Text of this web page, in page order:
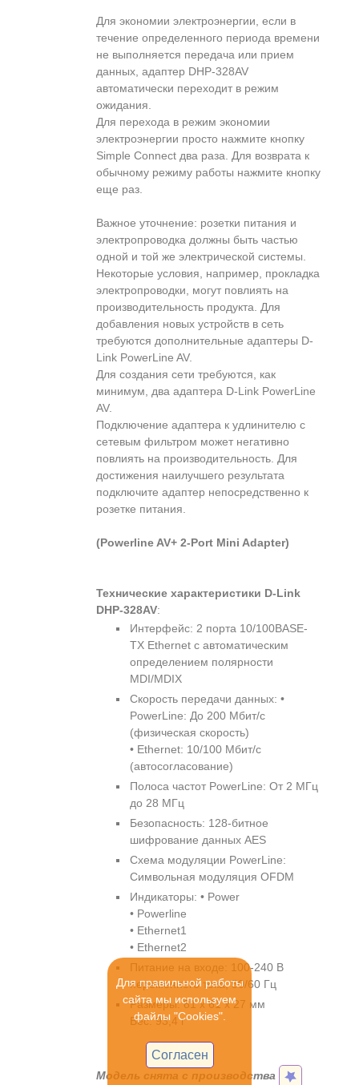
Для экономии электроэнергии, если в
течение определенного периода времени
не выполняется передача или прием
данных, адаптер DHP-328AV
автоматически переходит в режим
ожидания.
Для перехода в режим экономии
электроэнергии просто нажмите кнопку
Simple Connect два раза. Для возврата к
обычному режиму работы нажмите кнопку
еще раз.
Важное уточнение: розетки питания и
электропроводка должны быть частью
одной и той же электрической системы.
Некоторые условия, например, прокладка
электропроводки, могут повлиять на
производительность продукта. Для
добавления новых устройств в сеть
требуются дополнительные адаптеры D-
Link PowerLine AV.
Для создания сети требуются, как
минимум, два адаптера D-Link PowerLine
AV.
Подключение адаптера к удлинителю с
сетевым фильтром может негативно
повлиять на производительность. Для
достижения наилучшего результата
подключите адаптер непосредственно к
розетке питания.
(Powerline AV+ 2-Port Mini Adapter)
Технические характеристики D-Link
DHP-328AV:
Интерфейс: 2 порта 10/100BASE-
TX Ethernet с автоматическим
определением полярности
MDI/MDIX
Скорость передачи данных: •
PowerLine: До 200 Мбит/с
(физическая скорость)
• Ethernet: 10/100 Мбит/с
(автосогласование)
Полоса частот PowerLine: От 2 МГц
до 28 МГц
Безопасность: 128-битное
шифрование данных AES
Схема модуляции PowerLine:
Символьная модуляция OFDM
Индикаторы: • Power
• Powerline
• Ethernet1
• Ethernet2
Питание на входе: 100-240 В
переменного тока, 50/60 Гц
Размеры: 81 x 61 x 27 мм
Вес: 93,4 г
Модель снята с производства
Для правильной работы
сайта мы используем
файлы "Cookies".
Согласен